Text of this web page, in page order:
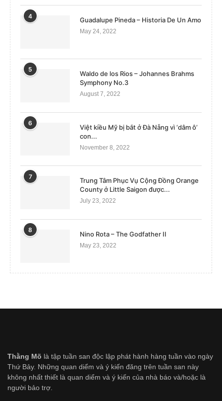
4
Guadalupe Pineda – Historia De Un Amo
May 24, 2022
5
Waldo de los Rios – Johannes Brahms
Symphony No.3
August 7, 2022
6
Việt kiều Mỹ bị bắt ở Đà Nẵng vì ‘dâm ô’
con...
November 8, 2022
7
Trung Tâm Phục Vụ Cộng Đồng Orange
County ở Little Saigon được...
July 23, 2022
8
Nino Rota – The Godfather II
May 23, 2022
Thằng Mõ là tập tuần san độc lập phát hành hàng tuần vào ngày
Thứ Bảy. Những quan diểm và ý kiến đăng trên tuần san này
không nhất thiết là quan diểm và ý kiến của nhà báo và/hoặc là
người bảo trợ.